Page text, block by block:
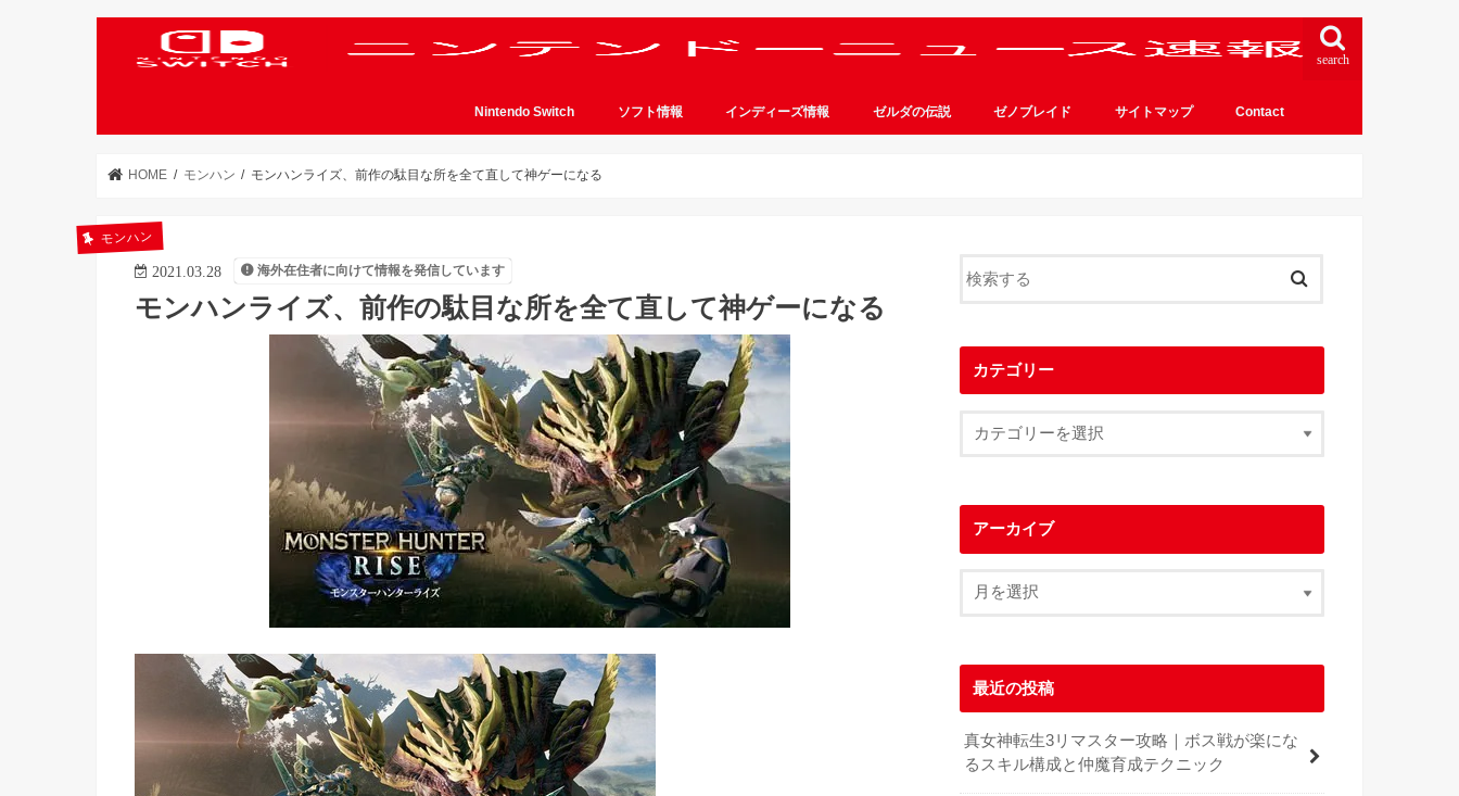
search
Nintendo Switch ソフト情報 インディーズ情報 ゼルダの伝説 ゼノブレイド サイトマップ Contact
HOME モンハン モンハンライズ、前作の駄目な所を全て直して神ゲーになる
モンハン
2021.03.28 海外在住者に向けて情報を発信しています
モンハンライズ、前作の駄目な所を全て直して神ゲーになる
カテゴリー
アーカイブ
最近の投稿
真女神転生3リマスター攻略｜ボス戦が楽にな
るスキル構成と仲魔育成テクニック